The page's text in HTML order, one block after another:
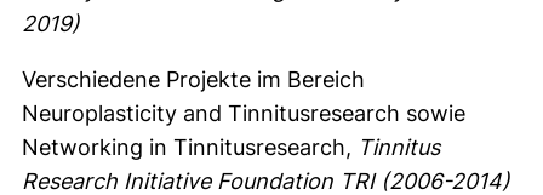
2019)
Verschiedene Projekte im Bereich
Neuroplasticity and Tinnitusresearch sowie
Networking in Tinnitusresearch, Tinnitus
Research Initiative Foundation TRI (2006-2014)